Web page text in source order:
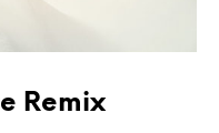
Remix